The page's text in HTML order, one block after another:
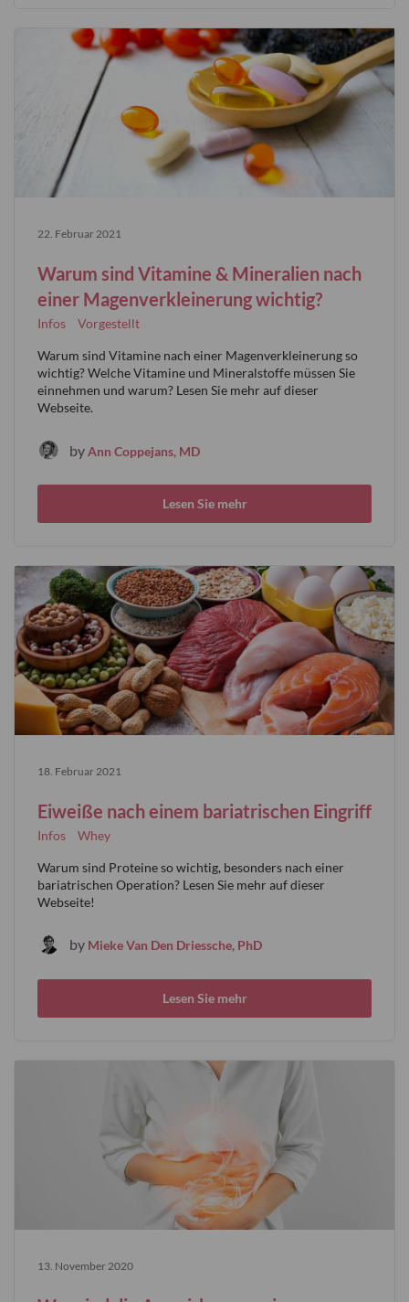
22. Februar 2021
Warum sind Vitamine & Mineralien nach
einer Magenverkleinerung wichtig?
Infos Vorgestellt
Warum sind Vitamine nach einer Magenverkleinerung so
wichtig? Welche Vitamine und Mineralstoffe müssen Sie
einnehmen und warum? Lesen Sie mehr auf dieser
Webseite.
byAnn Coppejans, MD
Lesen Sie mehr
18. Februar 2021
Eiweiße nach einem bariatrischen Eingriff
Infos Whey
Warum sind Proteine so wichtig, besonders nach einer
bariatrischen Operation? Lesen Sie mehr auf dieser
Webseite!
by Mieke Van Den Driessche, PhD
Lesen Sie mehr
13. November 2020